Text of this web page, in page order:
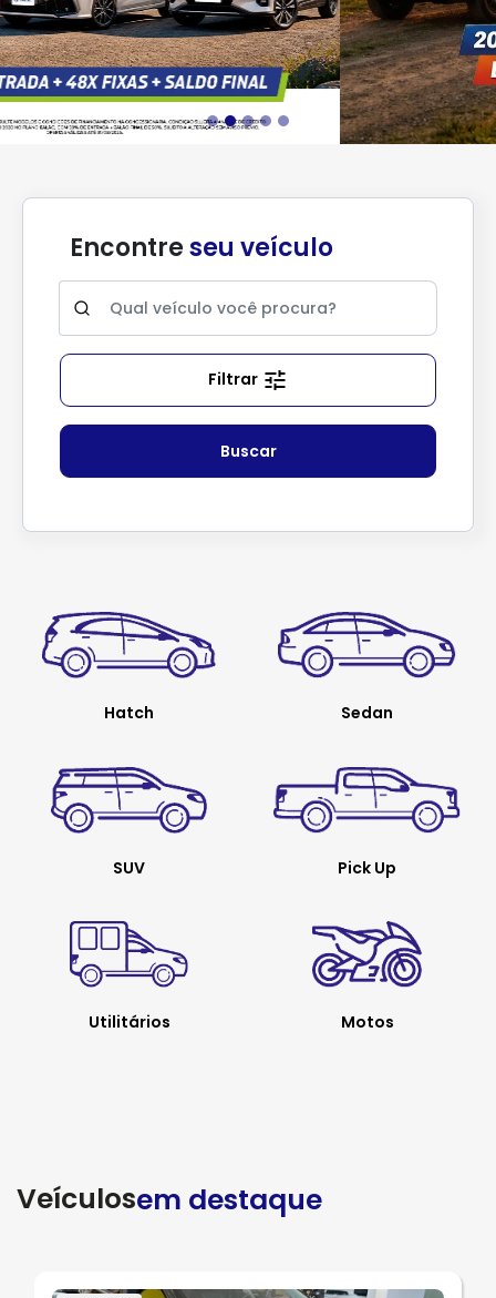
Encontreseu veículo
Filtrar
Buscar
Hatch Sedan
SUV Pick Up
Utilitários Motos
Veículosem destaque